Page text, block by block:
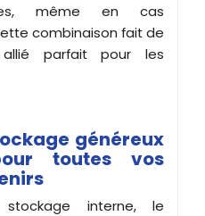
même en cas
combinaison fait de
parfait pour les
généreux
toutes vos
interne, le